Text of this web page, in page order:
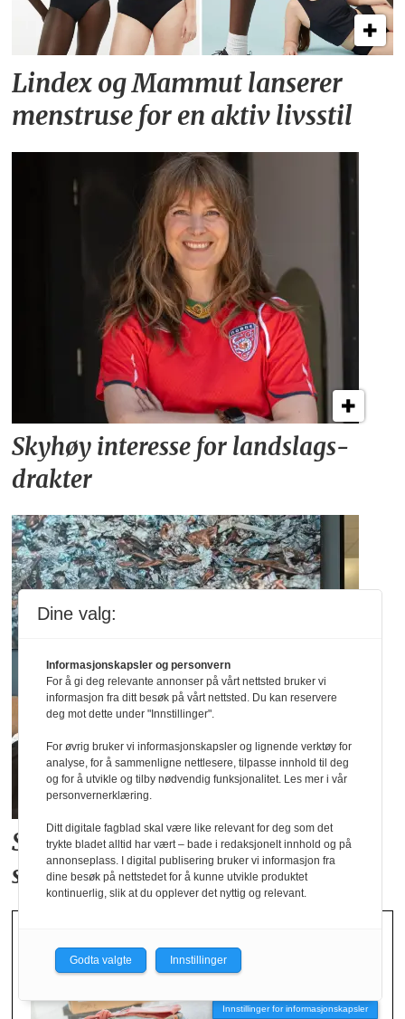
Lindex og Mammut lanserer
menstruse for en aktiv livsstil
Skyhøy interesse for landslags­
drakter
Studenter skal bidra iNorsirks
satsing på tekstil
Innstillinger for informasjonskapsler
Dine valg:
Informasjonskapsler og personvern
For å gi deg relevante annonser på vårt nettsted bruker vi
informasjon fra ditt besøk på vårt nettsted. Du kan reservere
deg mot dette under "Innstillinger".
For øvrig bruker vi informasjonskapsler og lignende verktøy for
analyse, for å sammenligne nettlesere, tilpasse innhold til deg
og for å utvikle og tilby nødvendig funksjonalitet. Les mer i vår
personvernerklæring.
Ditt digitale fagblad skal være like relevant for deg som det
trykte bladet alltid har vært – bade i redaksjonelt innhold og på
annonseplass. I digital publisering bruker vi informasjon fra
dine besøk på nettstedet for å kunne utvikle produktet
kontinuerlig, slik at du opplever det nyttig og relevant.
Godta valgte Innstillinger